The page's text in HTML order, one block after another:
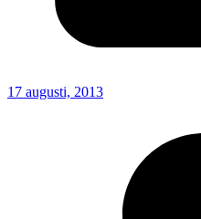
17 augusti, 2013